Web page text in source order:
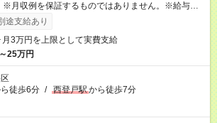
月収例を保証するものではありません。※給与即受
利用可（利用条件有）
途支給あり
月3万円を上限として実費支給
25万円
徒歩6分 / 西登戸駅から徒歩7分